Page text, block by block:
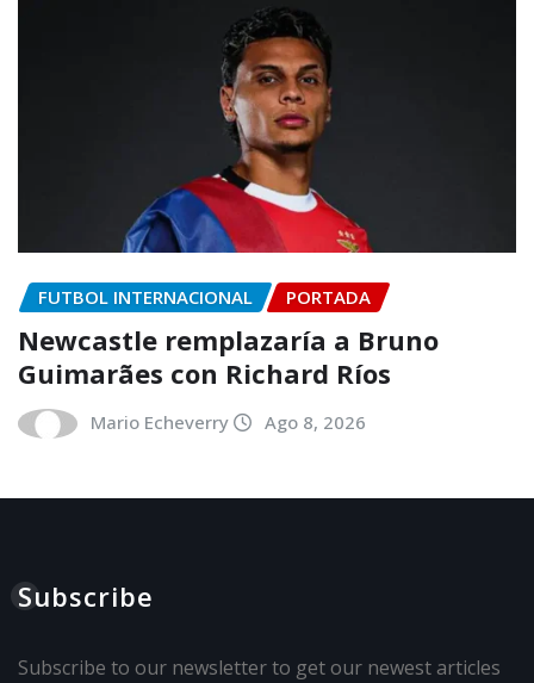
FUTBOL INTERNACIONAL PORTADA
Newcastle remplazaría a Bruno
Guimarães con Richard Ríos
Mario Echeverry Ago 8, 2026
Subscribe
Subscribe to our newsletter to get our newest articles